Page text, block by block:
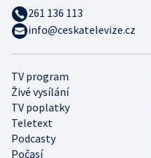
TV program
Živé vysílání
TV poplatky
Teletext
Podcasty
Počasí
261 136 113
info@ceskatelevize.cz